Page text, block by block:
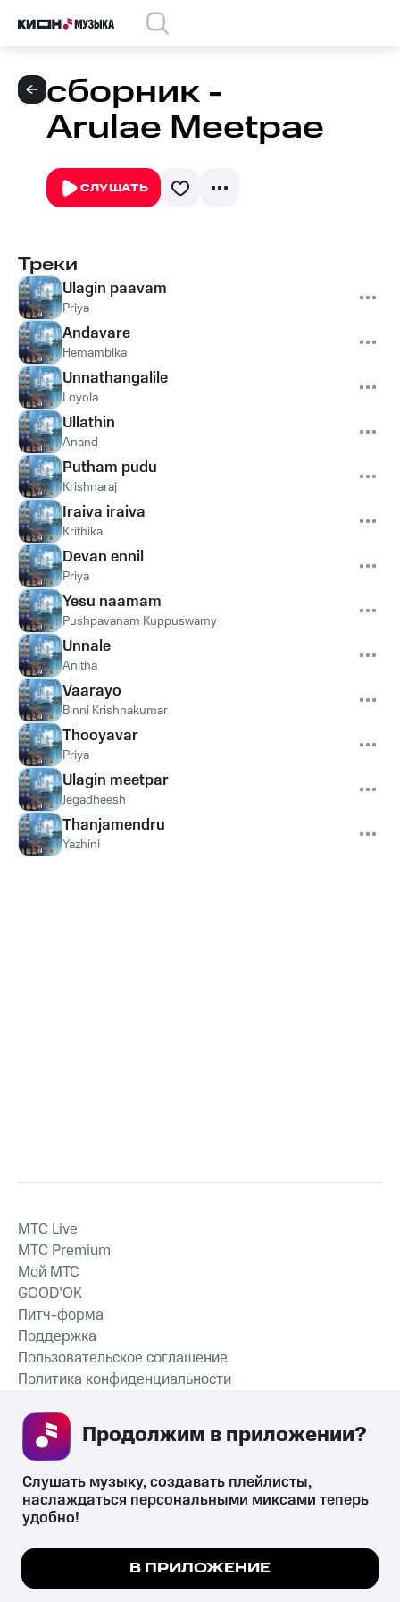
сборник -
Arulae Meetpae
СЛУШАТЬ
Треки
Ulagin paavam
Priya
Andavare
Hemambika
Unnathangalile
Loyola
Ullathin
Anand
Putham pudu
Krishnaraj
Iraiva iraiva
Krithika
Devan ennil
Priya
Yesu naamam
Pushpavanam Kuppuswamy
Unnale
Anitha
Vaarayo
Binni Krishnakumar
Thooyavar
Priya
Ulagin meetpar
Jegadheesh
Thanjamendru
Yazhini
СКАЧАТЬ ПРИЛОЖЕНИЕ
MTС Live
MTС Premium
Мой МТС
GOOD’OK
Питч-форма
Поддержка
Пользовательское соглашение
Политика конфиденциальности
психотропных веществ, их аналогов причиняет вред здоровью,
их незаконный оборот запрещён и влечёт установленную
законодательством ответственность.
Мы используем куки, чтобы на сайте все
Подробнее
Слушать музыку, создавать плейлисты,
наслаждаться персональными миксами теперь
удобно!
В ПРИЛОЖЕНИЕ